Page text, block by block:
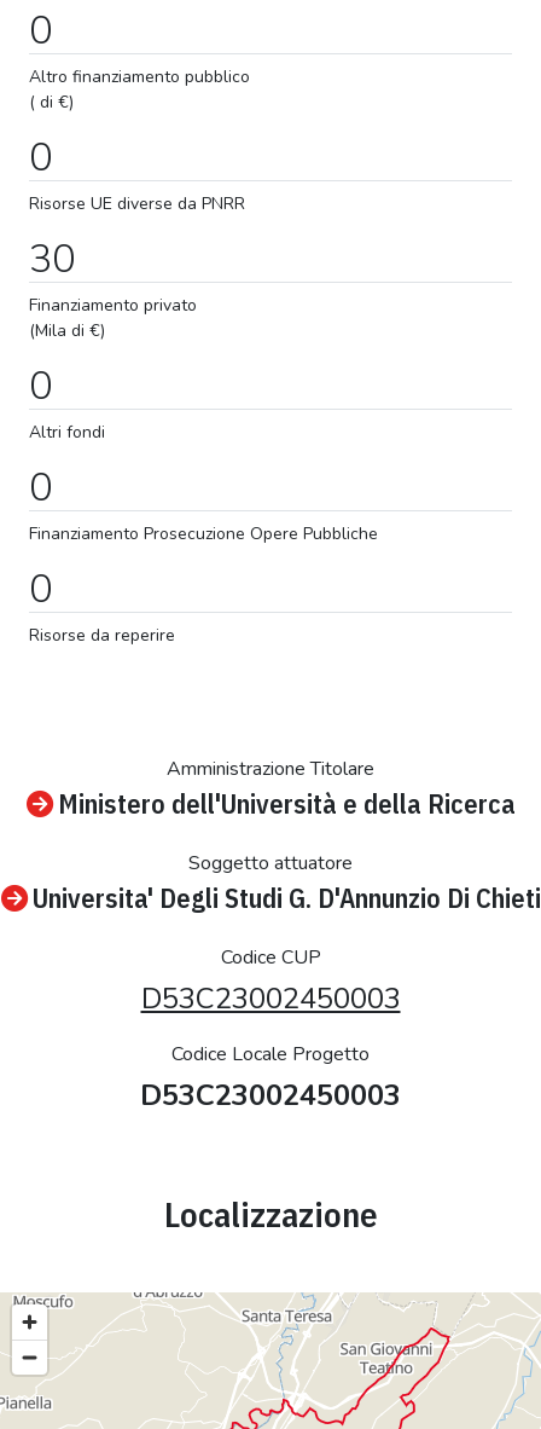
0
Altro finanziamento pubblico
( di €)
0
Risorse UE diverse da PNRR
30
Finanziamento privato
(Mila di €)
0
Altri fondi
0
Finanziamento Prosecuzione Opere Pubbliche
0
Risorse da reperire
Amministrazione Titolare
Ministero dell'Università e della Ricerca
Soggetto attuatore
Universita' Degli Studi G. D'Annunzio Di Chieti
Codice CUP
D53C23002450003
Codice Locale Progetto
D53C23002450003
Localizzazione